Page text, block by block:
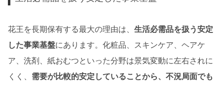
花王を長期保有する最大の理由は、 生活必需品を扱う安定
した事業基盤にあります。化粧品、スキンケア、ヘアケ
ア、洗剤、紙おむつといった分野は景気変動に左右されに
くく、 需要が比較的安定していることから、不況局面でも